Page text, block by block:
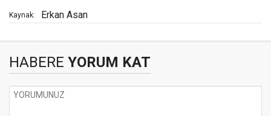
Kaynak: Erkan Asan
HABERE YORUM KAT